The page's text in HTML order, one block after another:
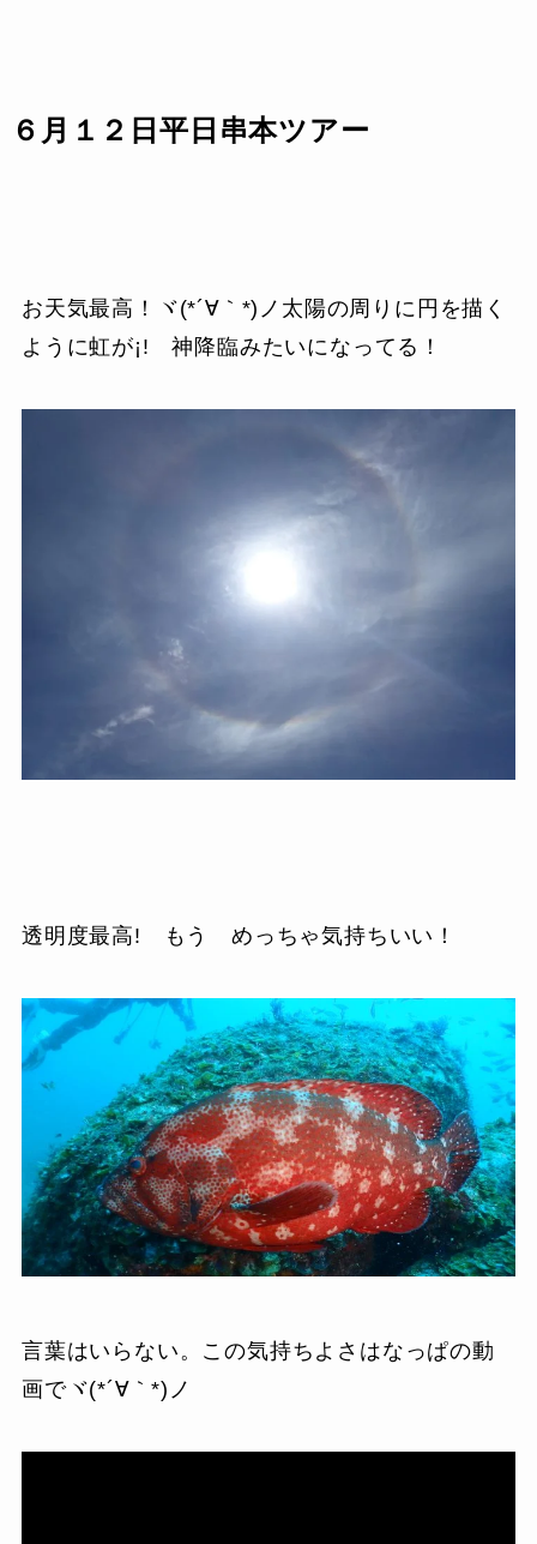
６月１２日平日串本ツアー
お天気最高！ヾ(*´∀｀*)ノ太陽の周りに円を描く
ように虹が¡! 神降臨みたいになってる！
透明度最高! もう めっちゃ気持ちいい！
言葉はいらない。この気持ちよさはなっぱの動
画でヾ(*´∀｀*)ノ